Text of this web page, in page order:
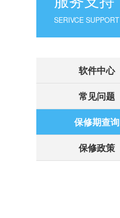
SERIVCE SUPPORT
软件中心
常见问题
保修期查询
保修政策